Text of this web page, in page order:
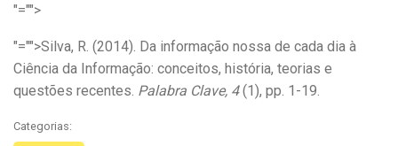
"="">
"="">Silva, R. (2014). Da informação nossa de cada dia à
Ciência da Informação: conceitos, história, teorias e
questões recentes. Palabra Clave, 4(1), pp. 1-19.
Categorias: